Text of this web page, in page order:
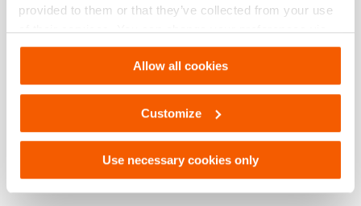
provided to them or that they’ve collected from your use
of their services. You can change your preferences via
Settings. See ourcookiestatement.
Allow all cookies
Customize
Use necessary cookies only